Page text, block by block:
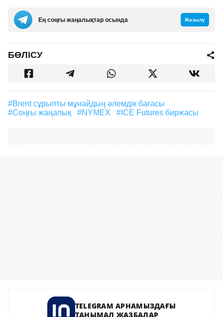
Ең соңғы жаңалықтар осында Жазылу
БӨЛІСУ
#Brent сұрыпты мұнайдың әлемдік бағасы
#соңғы жаңалық
#NYMEX #ICE Futures биржасы